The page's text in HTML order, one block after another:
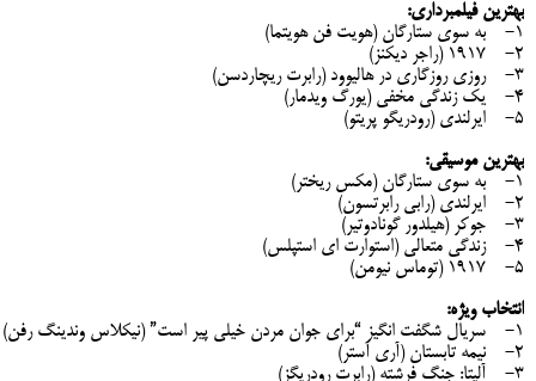
بهترین فیلمبرداری:
1- به سوی ستارگان (هویت فن هویتما)
2- 1917 (راجر دیکنز)
3- روزی روزگاری در هالیوود (رابرت ریچاردسن)
4- یک زندگی مخفی (یورگ ویدمار)
5- ایرلندی (رودریگو پریتو)
بهترین موسیقی:
1- به سوی ستارگان (مکس ریختر)
2- ایرلندی (رابی رابرتسون)
3- جوکر (هیلدور گونادوتیر)
4- زندگی متعالی (استوارت ای استپلس)
5- 1917 (توماس نیومن)
انتخاب ویژه:
1- سریال شگفت انگیز “برای جوان مردن خیلی پیر است” (نیکلاس وندینگ رفن)
2- نیمه تابستان (آری آستر)
3- آلیتا: جنگ فرشته (رابرت رودریگز)